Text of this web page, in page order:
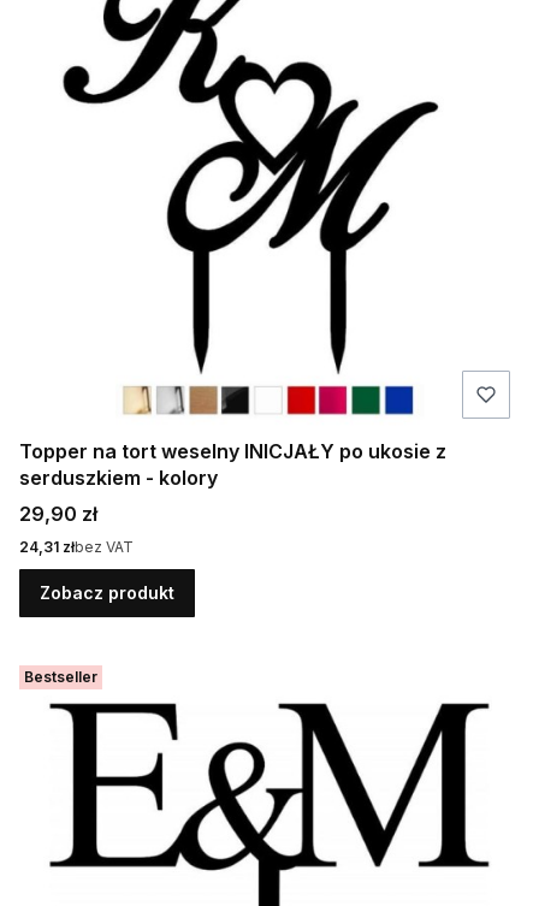
Topper na tort weselny INICJAŁY po ukosie z
serduszkiem - kolory
Cena
29,90 zł
Cena
24,31 złbez VAT
Zobacz produkt
Bestseller